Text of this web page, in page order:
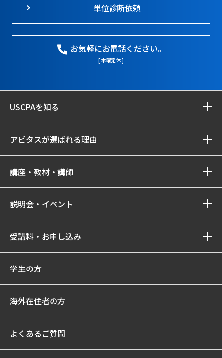
単位診断依頼
お気軽にお電話ください。
[ 木曜定休 ]
USCPAを知る
アビタスが選ばれる理由
講座・教材・講師
説明会・イベント
受講料・お申し込み
学生の方
海外在住者の方
よくあるご質問